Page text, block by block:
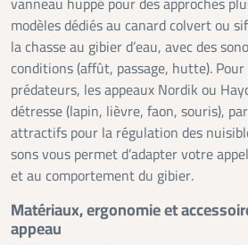
vanneau huppé pour des approches
modèles dédiés au canard colvert ou
la chasse au gibier d’eau, avec des
conditions (affût, passage, hutte).
prédateurs, les appeaux Nordik ou
détresse (lapin, lièvre, faon, souris),
attractifs pour la régulation des
sons vous permet d’adapter votre
et au comportement du gibier.
Matériaux, ergonomie et
appeau